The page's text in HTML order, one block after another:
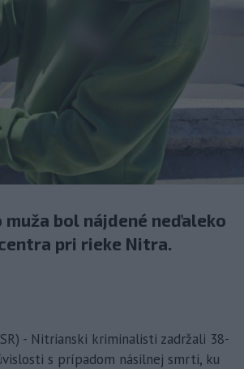
bol nájdené neďaleko
pri rieke Nitra.
- Nitrianski kriminalisti zadržali 38-
s prípadom násilnej smrti, ku